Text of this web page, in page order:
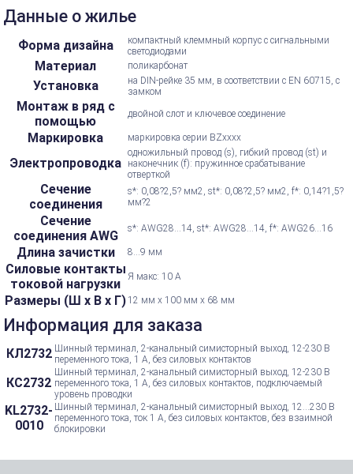
Данные о жилье
Форма дизайна
компактный клеммный корпус с сигнальными
светодиодами
Материал поликарбонат
Установка
на DIN-рейке 35 мм, в соответствии с EN 60715, с
замком
Монтаж в ряд с
помощью
двойной слот и ключевое соединение
Маркировка маркировка серии BZxxxx
Электропроводка
одножильный провод (s), гибкий провод (st) и
наконечник (f): пружинное срабатывание
отверткой
Сечение
соединения
s*: 0,08?2,5? мм2, st*: 0,08?2,5? мм2, f*: 0,14?1,5?
мм?2
Сечение
соединения AWG
s*: AWG28...14, st*: AWG28...14, f*: AWG26...16
Длина зачистки 8...9 мм
Силовые контакты
токовой нагрузки
Я макс: 10 А
Размеры (Ш х В х Г)12 мм x 100 мм x 68 мм
Информация для заказа
КЛ2732 Шинный терминал, 2-канальный симисторный выход, 12-230 В
переменного тока, 1 А, без силовых контактов
КС2732
Шинный терминал, 2-канальный симисторный выход, 12-230 В
переменного тока, 1 А, без силовых контактов, подключаемый
уровень проводки
KL2732-
0010
Шинный терминал, 2-канальный симисторный выход, 12...230 В
переменного тока, ток 1 А, без силовых контактов, без взаимной
блокировки